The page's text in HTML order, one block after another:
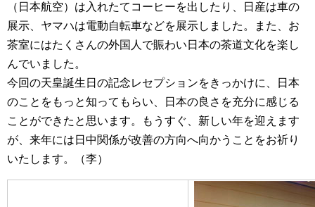
（日本航空）は入れたてコーヒーを出したり、日産は車の
展示、ヤマハは電動自転車などを展示しました。また、お
茶室にはたくさんの外国人で賑わい日本の茶道文化を楽し
んでいました。
今回の天皇誕生日の記念レセプションをきっかけに、日本
のことをもっと知ってもらい、日本の良さを充分に感じる
ことができたと思います。もうすぐ、新しい年を迎えます
が、来年には日中関係が改善の方向へ向かうことをお祈り
いたします。（李）